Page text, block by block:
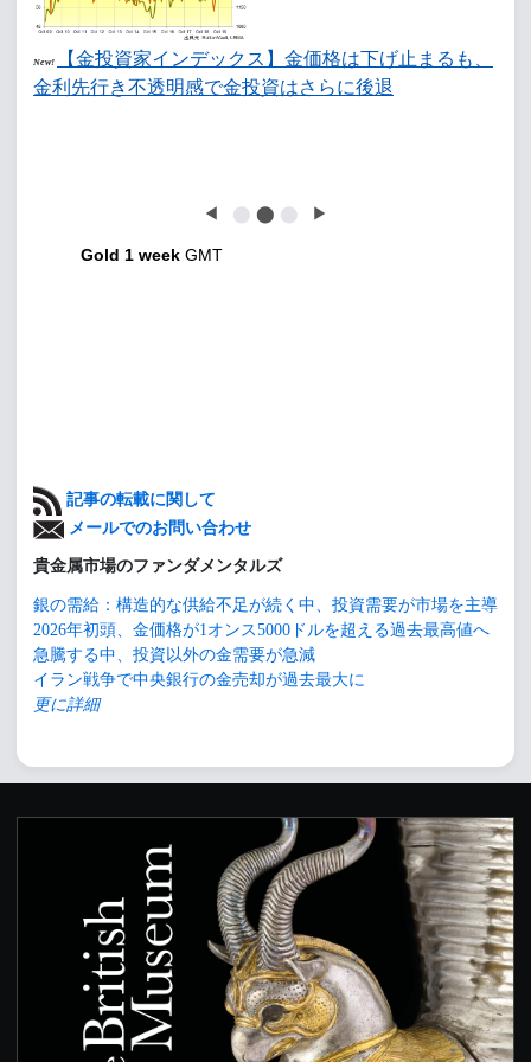
New!
【金投資家インデックス】金価格は下げ止まるも、
金利先行き不透明感で金投資はさらに後退
◀ ⬤ ⬤ ⬤ ▶
Gold 1 week GMT
記事の転載に関して
メールでのお問い合わせ
貴金属市場のファンダメンタルズ
銀の需給：構造的な供給不足が続く中、投資需要が市場を主導
2026年初頭、金価格が1オンス5000ドルを超える過去最高値へ
急騰する中、投資以外の金需要が急減
イラン戦争で中央銀行の金売却が過去最大に
更に詳細